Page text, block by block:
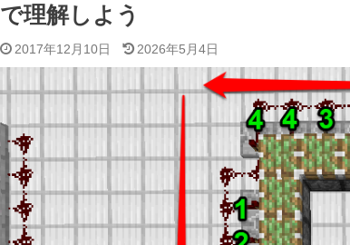
で理解しよう
2017年12月10日 2026年5月4日